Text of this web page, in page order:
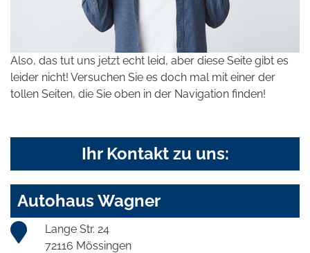
Also, das tut uns jetzt echt leid, aber diese Seite gibt es
leider nicht! Versuchen Sie es doch mal mit einer der
tollen Seiten, die Sie oben in der Navigation finden!
Ihr Kontakt zu uns:
Autohaus Wagner
Lange Str. 24
72116 Mössingen